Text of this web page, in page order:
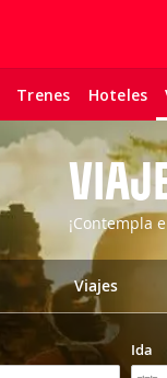
Trenes Hoteles
¡Contempla
Viajes
Ida